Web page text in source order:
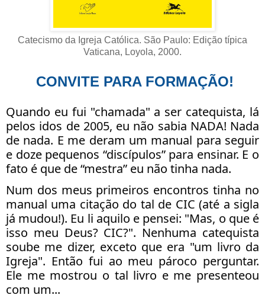
Catecismo da Igreja Católica. São Paulo: Edição típica
Vaticana, Loyola, 2000.
CONVITE PARA FORMAÇÃO!
Quando eu fui "chamada" a ser catequista, lá
pelos idos de 2005, eu não sabia NADA! Nada
de nada. E me deram um manual para seguir
e doze pequenos “discípulos” para ensinar. E o
fato é que de “mestra” eu não tinha nada.
Num dos meus primeiros encontros tinha no
manual uma citação do tal de CIC (até a sigla
já mudou!). Eu li aquilo e pensei: "Mas, o que é
isso meu Deus? CIC?". Nenhuma catequista
soube me dizer, exceto que era "um livro da
Igreja". Então fui ao meu pároco perguntar.
Ele me mostrou o tal livro e me presenteou
com um...